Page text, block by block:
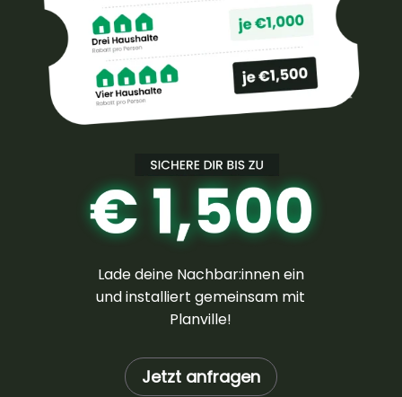
Lade deine Nachbar:innen ein
und installiert gemeinsam mit
Planville!
Jetzt anfragen